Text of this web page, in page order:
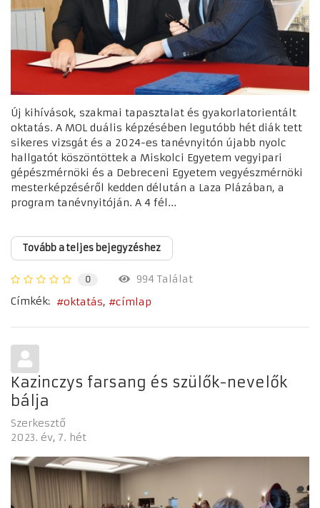
Új kihívások, szakmai tapasztalat és gyakorlatorientált
oktatás. A MOL duális képzésében legutóbb hét diák tett
sikeres vizsgát és a 2024-es tanévnyitón újabb nyolc
hallgatót köszöntöttek a Miskolci Egyetem vegyipari
gépészmérnöki és a Debreceni Egyetem vegyészmérnöki
mesterképzéséről kedden délután a Laza Plázában, a
program tanévnyitóján. A 4 fél...
Tovább a teljes bejegyzéshez
0
994 Találat
Címkék:
oktatás címlap
Kazinczys farsang és szülők-nevelők
bálja
Szerkesztő
2023. év 7. hét